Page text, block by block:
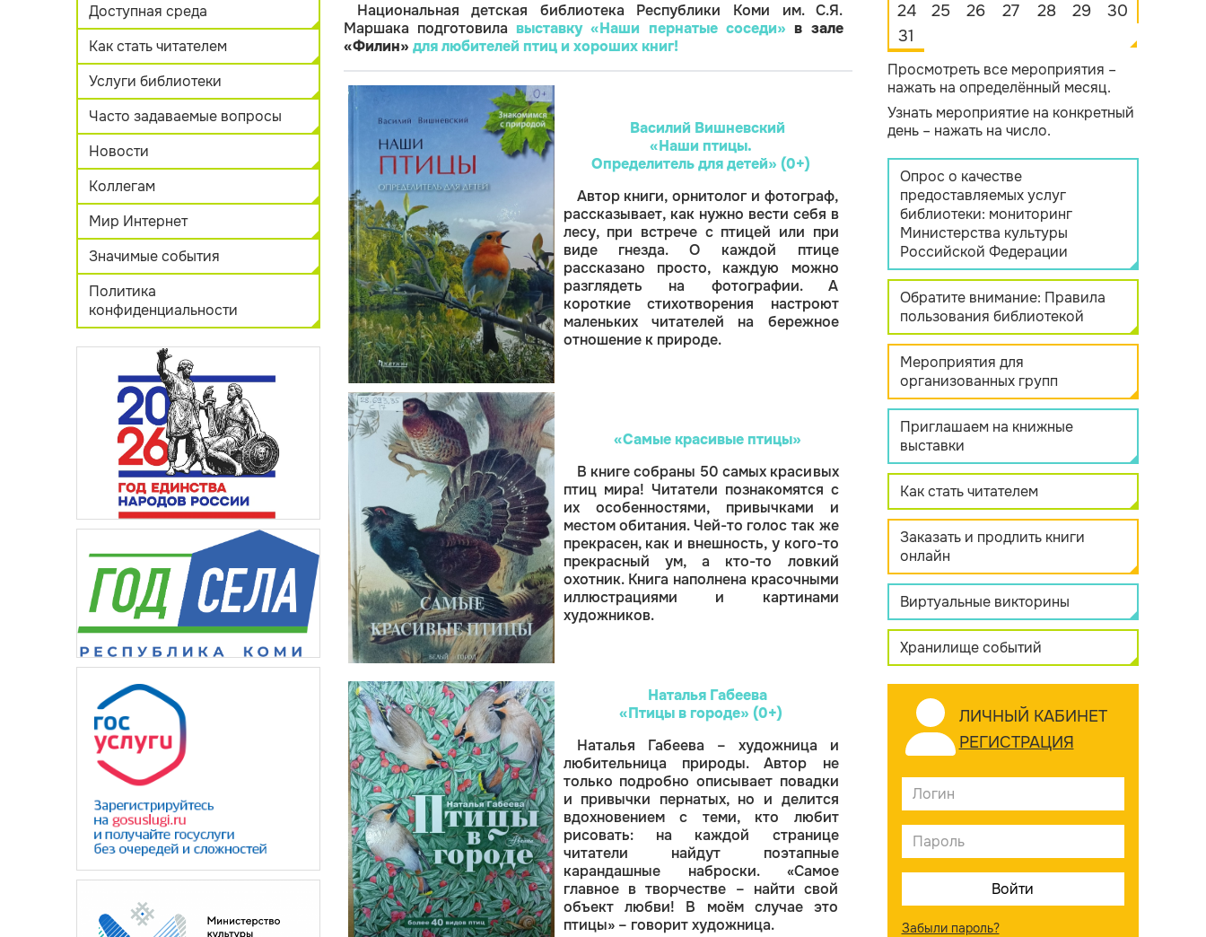
Доступная среда
Как стать читателем
Услуги библиотеки
Часто задаваемые вопросы
Новости
Коллегам
Мир Интернет
Значимые события
Политика
конфиденциальности
Национальная детская библиотека Республики Коми им. С.Я.
Маршака подготовила выставку «Наши пернатые соседи» в зале
«Филин» для любителей птиц и хороших книг!
Василий Вишневский
«Наши птицы.
Определитель для детей» (0+)
Автор книги, орнитолог и фотограф,
рассказывает, как нужно вести себя в
лесу, при встрече с птицей или при
виде гнезда. О каждой птице
рассказано просто, каждую можно
разглядеть на фотографии. А
короткие стихотворения настроют
маленьких читателей на бережное
отношение к природе.
«Самые красивые птицы»
В книге собраны 50 самых красивых
птиц мира! Читатели познакомятся с
их особенностями, привычками и
местом обитания. Чей-то голос так же
прекрасен, как и внешность, у кого-то
прекрасный ум, а кто-то ловкий
охотник. Книга наполнена красочными
иллюстрациями и картинами
художников.
Наталья Габеева
«Птицы в городе» (0+)
Наталья Габеева – художница и
любительница природы. Автор не
только подробно описывает повадки
и привычки пернатых, но и делится
вдохновением с теми, кто любит
рисовать: на каждой странице
читатели найдут поэтапные
карандашные наброски. «Самое
главное в творчестве – найти свой
объект любви! В моём случае это
птицы» – говорит художница.
24
25 26 27 28 29
30
31
Просмотреть все мероприятия –
нажать на определённый месяц.
Узнать мероприятие на конкретный
день – нажать на число.
Опрос о качестве
предоставляемых услуг
библиотеки: мониторинг
Министерства культуры
Российской Федерации
Обратите внимание: Правила
пользования библиотекой
Мероприятия для
организованных групп
Приглашаем на книжные
выставки
Как стать читателем
Заказать и продлить книги
онлайн
Виртуальные викторины
Хранилище событий
ЛИЧНЫЙ КАБИНЕТ
РЕГИСТРАЦИЯ
Забыли пароль?